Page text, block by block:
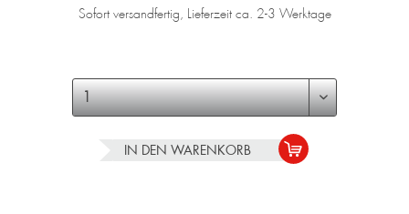
Sofort versandfertig, Lieferzeit ca. 2-3 Werktage
IN DEN WARENKORB